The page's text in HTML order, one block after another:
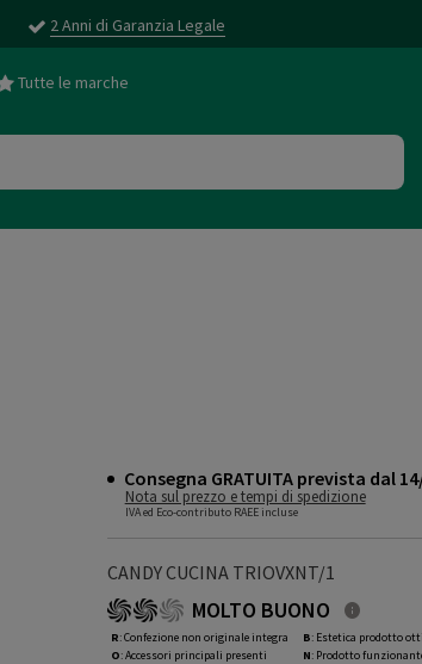
2 Anni di Garanzia Legale
Tutte le marche
Consegna GRATUITA prevista dal
Nota sul prezzo e tempi di spedizione
IVA ed Eco-contributo RAEE incluse
CANDY CUCINA TRIOVXNT/1
MOLTO BUONO
R: Confezione non originale integra
O: Accessori principali presenti
B: Estetica prodotto
N: Prodotto